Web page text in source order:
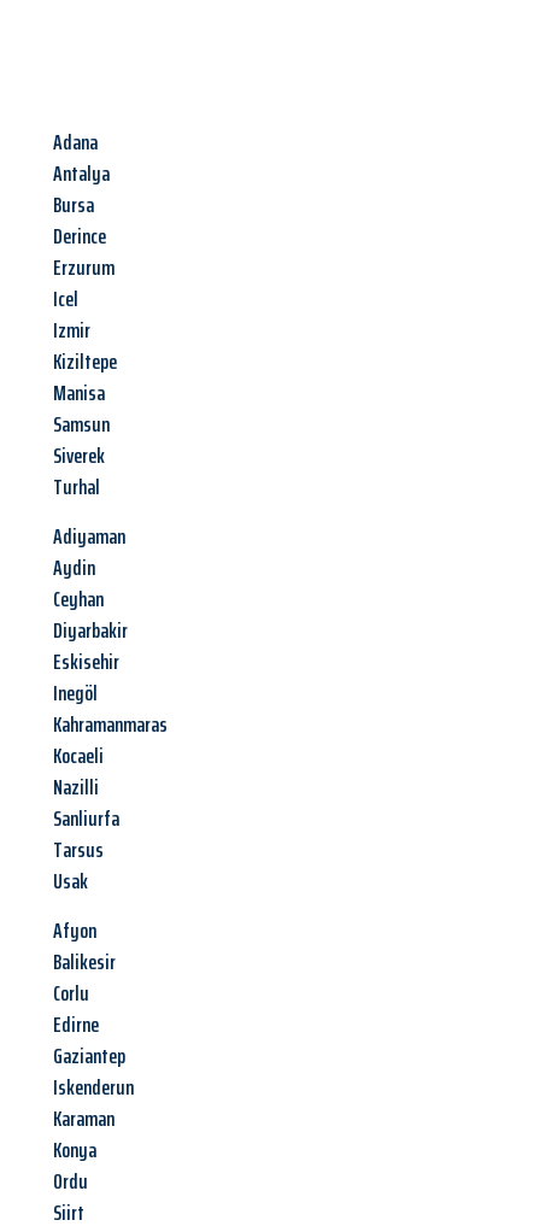
Adana
Antalya
Bursa
Derince
Erzurum
Icel
Izmir
Kiziltepe
Manisa
Samsun
Siverek
Turhal
Adiyaman
Aydin
Ceyhan
Diyarbakir
Eskisehir
Inegöl
Kahramanmaras
Kocaeli
Nazilli
Sanliurfa
Tarsus
Usak
Afyon
Balikesir
Corlu
Edirne
Gaziantep
Iskenderun
Karaman
Konya
Ordu
Siirt